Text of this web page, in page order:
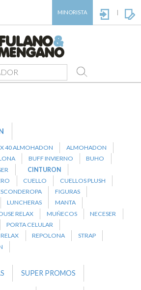
MINORISTA
40 ALMOHADON
ALMOHADON
BUFF INVIERNO
BUHO
CINTURON
CUELLO
CUELLOS PLUSH
FIGURAS
LUNCHERAS
MANTA
RELAX MUÑECOS
NECESER
PORTA CELULAR
REPOLONA
STRAP
SUPER PROMOS